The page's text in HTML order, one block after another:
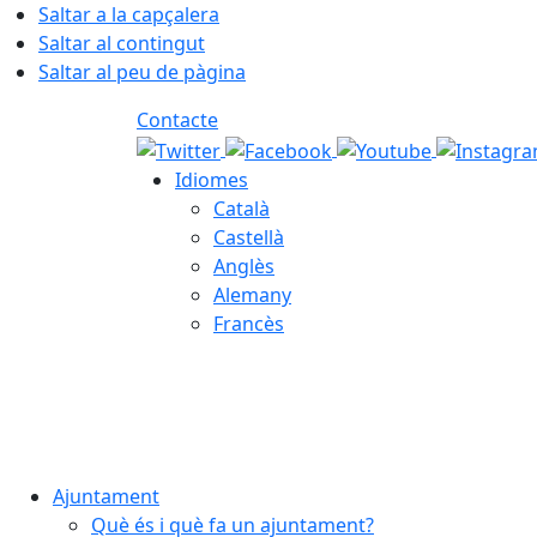
Saltar a la capçalera
Saltar al contingut
Saltar al peu de pàgina
Contacte
Idiomes
Català
Castellà
Anglès
Alemany
Francès
Ajuntament
Què és i què fa un ajuntament?